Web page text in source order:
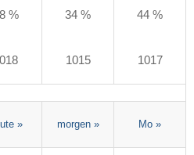
% 34 % 44 %
1015 1017
» morgen » Mo »